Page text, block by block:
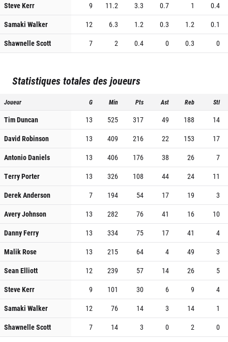
Steve Kerr
9 11.2 3.3 0.7 1
0.4
Samaki Walker
12 6.3 1.2 0.3 1.2
0.1
Shawnelle Scott
7 2 0.4 0 0.3 0
Statistiques totales des joueurs
Joueur G Min Pts Ast Reb Stl
Tim Duncan 13 525 317 49 188
14
David Robinson
13 409 216 22 153
17
Antonio Daniels
13 406 176 38 26
7
Terry Porter
13 326 108 44 24
11
Derek Anderson
7 194 54 17 19
3
Avery Johnson
13 282 76 41 16
10
Danny Ferry
13 334 75 17 41
4
Malik Rose
13 215 64 4 49
3
Sean Elliott
12 239 57 14 26
5
Steve Kerr
9 101 30 6 9
4
Samaki Walker
12 76 14 3 14
1
Shawnelle Scott
7 14 3 0 2 0